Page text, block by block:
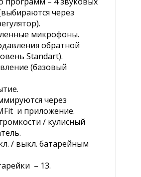
через
микрофоны.
обратной
Standart).
(базовый
через
и приложение.
/ кулисный
/ выкл. батарейным
– 13.